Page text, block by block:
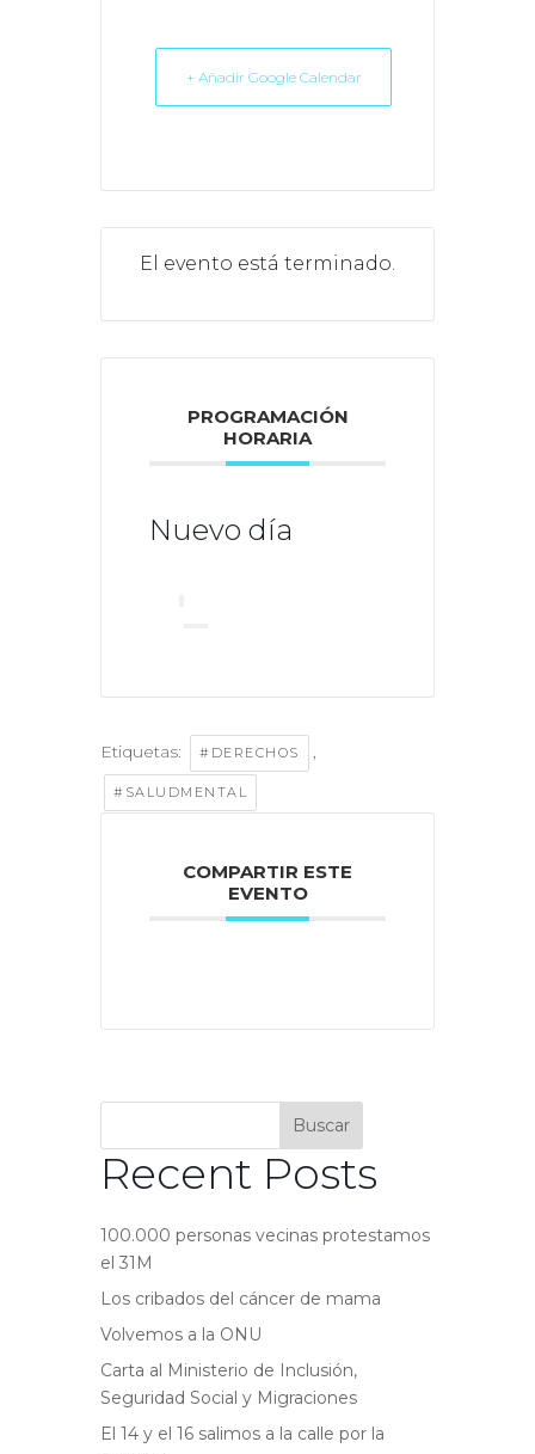
+ Añadir Google Calendar
El evento está terminado.
PROGRAMACIÓN
HORARIA
Nuevo día
Etiquetas: #DERECHOS ,
#SALUDMENTAL
COMPARTIR ESTE
EVENTO
Buscar
Recent Posts
100.000 personas vecinas protestamos
el 31M
Los cribados del cáncer de mama
Volvemos a la ONU
Carta al Ministerio de Inclusión,
Seguridad Social y Migraciones
El 14 y el 16 salimos a la calle por la